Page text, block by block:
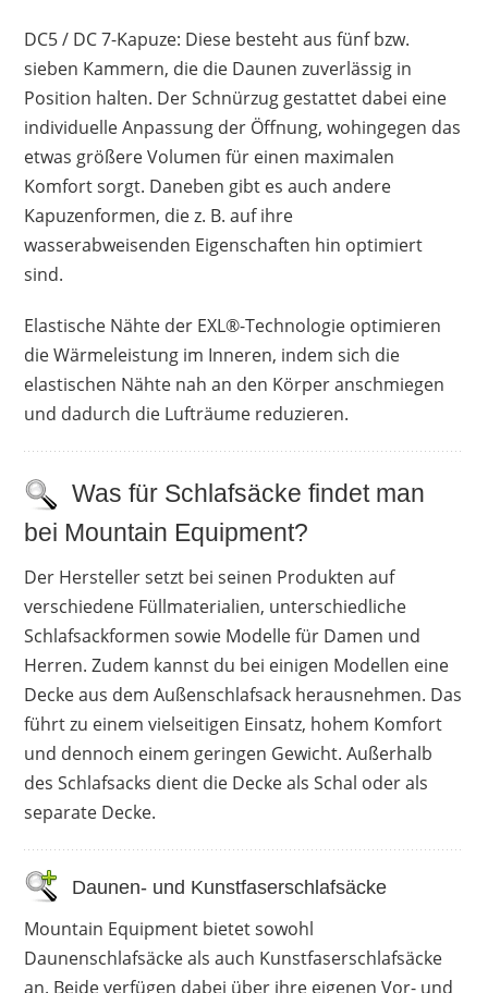
DC5 / DC 7-Kapuze: Diese besteht aus fünf bzw.
sieben Kammern, die die Daunen zuverlässig in
Position halten. Der Schnürzug gestattet dabei eine
individuelle Anpassung der Öffnung, wohingegen das
etwas größere Volumen für einen maximalen
Komfort sorgt. Daneben gibt es auch andere
Kapuzenformen, die z. B. auf ihre
wasserabweisenden Eigenschaften hin optimiert
sind.
Elastische Nähte der EXL®-Technologie optimieren
die Wärmeleistung im Inneren, indem sich die
elastischen Nähte nah an den Körper anschmiegen
und dadurch die Lufträume reduzieren.
Was für Schlafsäcke findet man
bei Mountain Equipment?
Der Hersteller setzt bei seinen Produkten auf
verschiedene Füllmaterialien, unterschiedliche
Schlafsackformen sowie Modelle für Damen und
Herren. Zudem kannst du bei einigen Modellen eine
Decke aus dem Außenschlafsack herausnehmen. Das
führt zu einem vielseitigen Einsatz, hohem Komfort
und dennoch einem geringen Gewicht. Außerhalb
des Schlafsacks dient die Decke als Schal oder als
separate Decke.
Daunen- und Kunstfaserschlafsäcke
Mountain Equipment bietet sowohl
Daunenschlafsäcke als auch Kunstfaserschlafsäcke
an. Beide verfügen dabei über ihre eigenen Vor- und